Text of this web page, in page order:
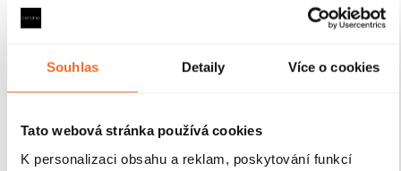
Souhlas Detaily Více o cookies
Tato webová stránka používá cookies
K personalizaci obsahu a reklam, poskytování funkcí
Magnetické lišty